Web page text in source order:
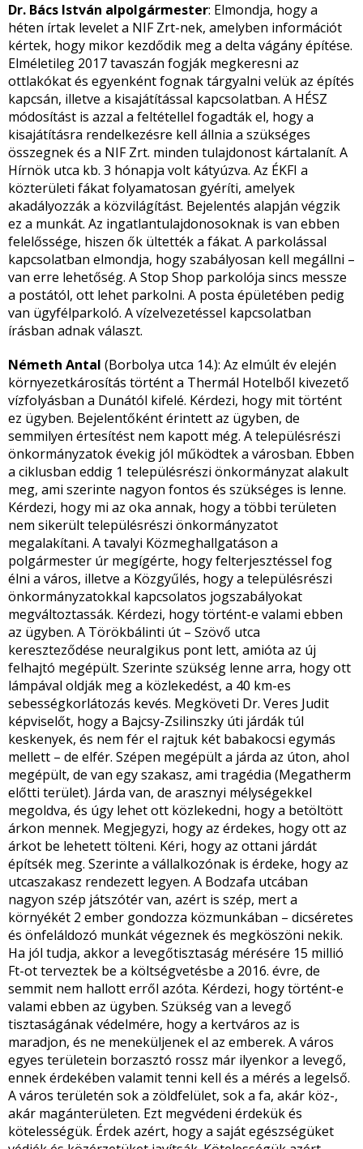
Dr. Bács István alpolgármester: Elmondja, hogy a
héten írtak levelet a NIF Zrt-nek, amelyben információt
kértek, hogy mikor kezdődik meg a delta vágány építése.
Elméletileg 2017 tavaszán fogják megkeresni az
ottlakókat és egyenként fognak tárgyalni velük az építés
kapcsán, illetve a kisajátítással kapcsolatban. A HÉSZ
módosítást is azzal a feltétellel fogadták el, hogy a
kisajátításra rendelkezésre kell állnia a szükséges
összegnek és a NIF Zrt. minden tulajdonost kártalanít. A
Hírnök utca kb. 3 hónapja volt kátyúzva. Az ÉKFI a
közterületi fákat folyamatosan gyéríti, amelyek
akadályozzák a közvilágítást. Bejelentés alapján végzik
ez a munkát. Az ingatlantulajdonosoknak is van ebben
felelőssége, hiszen ők ültették a fákat. A parkolással
kapcsolatban elmondja, hogy szabályosan kell megállni –
van erre lehetőség. A Stop Shop parkolója sincs messze
a postától, ott lehet parkolni. A posta épületében pedig
van ügyfélparkoló. A vízelvezetéssel kapcsolatban
írásban adnak választ.
Németh Antal (Borbolya utca 14.): Az elmúlt év elején
környezetkárosítás történt a Thermál Hotelből kivezető
vízfolyásban a Dunától kifelé. Kérdezi, hogy mit történt
ez ügyben. Bejelentőként érintett az ügyben, de
semmilyen értesítést nem kapott még. A településrészi
önkormányzatok évekig jól működtek a városban. Ebben
a ciklusban eddig 1 településrészi önkormányzat alakult
meg, ami szerinte nagyon fontos és szükséges is lenne.
Kérdezi, hogy mi az oka annak, hogy a többi területen
nem sikerült településrészi önkormányzatot
megalakítani. A tavalyi Közmeghallgatáson a
polgármester úr megígérte, hogy felterjesztéssel fog
élni a város, illetve a Közgyűlés, hogy a településrészi
önkormányzatokkal kapcsolatos jogszabályokat
megváltoztassák. Kérdezi, hogy történt-e valami ebben
az ügyben. A Törökbálinti út – Szövő utca
kereszteződése neuralgikus pont lett, amióta az új
felhajtó megépült. Szerinte szükség lenne arra, hogy ott
lámpával oldják meg a közlekedést, a 40 km-es
sebességkorlátozás kevés. Megköveti Dr. Veres Judit
képviselőt, hogy a Bajcsy-Zsilinszky úti járdák túl
keskenyek, és nem fér el rajtuk két babakocsi egymás
mellett – de elfér. Szépen megépült a járda az úton, ahol
megépült, de van egy szakasz, ami tragédia (Megatherm
előtti terület). Járda van, de arasznyi mélységekkel
megoldva, és úgy lehet ott közlekedni, hogy a betöltött
árkon mennek. Megjegyzi, hogy az érdekes, hogy ott az
árkot be lehetett tölteni. Kéri, hogy az ottani járdát
építsék meg. Szerinte a vállalkozónak is érdeke, hogy az
utcaszakasz rendezett legyen. A Bodzafa utcában
nagyon szép játszótér van, azért is szép, mert a
környékét 2 ember gondozza közmunkában – dicséretes
és önfeláldozó munkát végeznek és megköszöni nekik.
Ha jól tudja, akkor a levegőtisztaság mérésére 15 millió
Ft-ot terveztek be a költségvetésbe a 2016. évre, de
semmit nem hallott erről azóta. Kérdezi, hogy történt-e
valami ebben az ügyben. Szükség van a levegő
tisztaságának védelmére, hogy a kertváros az is
maradjon, és ne meneküljenek el az emberek. A város
egyes területein borzasztó rossz már ilyenkor a levegő,
ennek érdekében valamit tenni kell és a mérés a legelső.
A város területén sok a zöldfelület, sok a fa, akár köz-,
akár magánterületen. Ezt megvédeni érdekük és
kötelességük. Érdek azért, hogy a saját egészségüket